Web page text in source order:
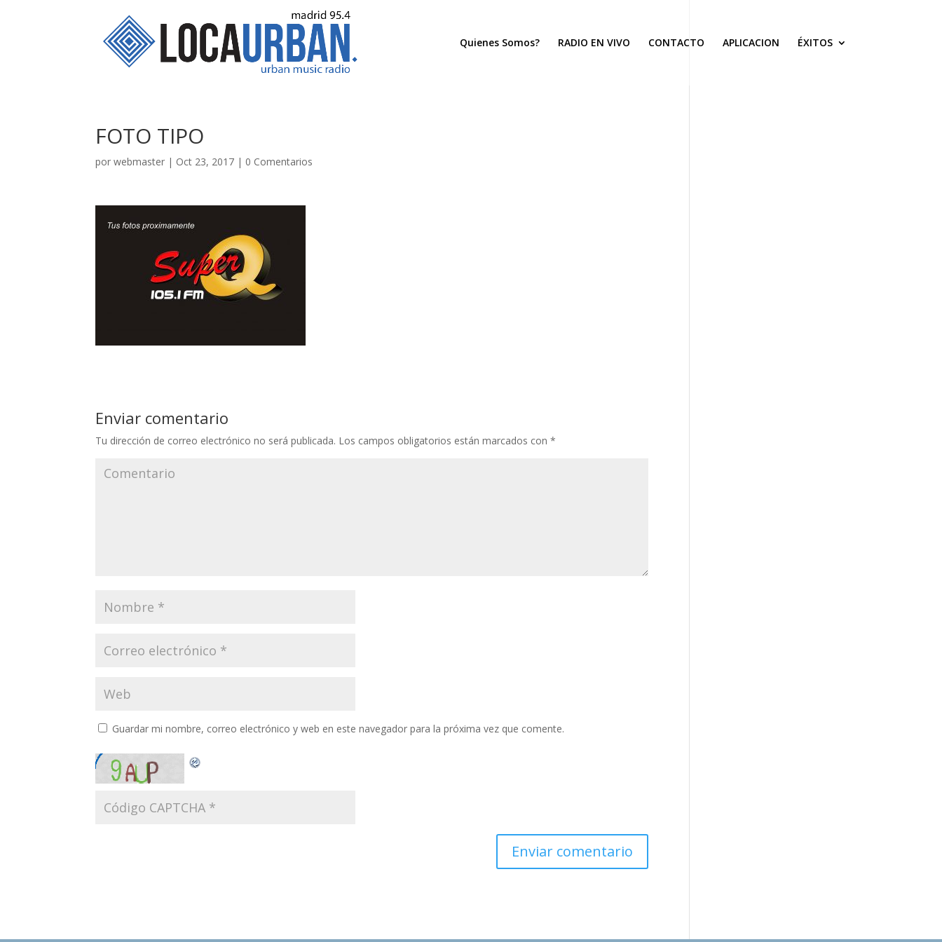
Quienes Somos? RADIO EN VIVO CONTACTO APLICACION ÉXITOS
FOTO TIPO
por webmaster | Oct 23, 2017 | 0 Comentarios
Enviar comentario
Tu dirección de correo electrónico no será publicada. Los campos obligatorios están marcados con *
Guardar mi nombre, correo electrónico y web en este navegador para la próxima vez que comente.